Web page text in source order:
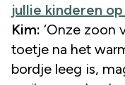
jullie kinderen
Kim: ‘Onze zoon
toetje na het
bordje leeg is,